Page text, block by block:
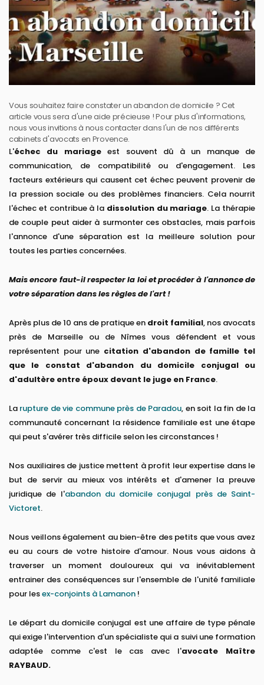
Vous souhaitez faire constater un abandon de domicile ? Cet
article vous sera d'une aide précieuse ! Pour plus d'informations,
nous vous invitions à nous contacter dans l'un de nos différents
cabinets d'avocats en Provence.
L'échec du mariageest souvent dû à un manque de
communication, de compatibilité ou d'engagement. Les
facteurs extérieurs qui causent cet échec peuvent provenir de
la pression sociale ou des problèmes financiers. Cela nourrit
l'échec et contribue à la dissolution du mariage. La thérapie
de couple peut aider à surmonter ces obstacles, mais parfois
l'annonce d'une séparation est la meilleure solution pour
toutes les parties concernées.
Mais encore faut-il respecter la loi et procéder à l'annonce de
votre séparation dans les règles de l'art !
Après plus de 10 ans de pratique en droit familial, nos avocats
près de Marseille ou de Nîmes vous défendent et vous
représentent pour une citation d'abandon de famille tel
que le constat d'abandon du domicile conjugal ou
d'adultère entre époux devant le juge en France.
La rupture de vie commune près de Paradou, en soit la fin de la
communauté concernant la résidence familiale est une étape
qui peut s'avérer très difficile selon les circonstances !
Nos auxiliaires de justice mettent à profit leur expertise dans le
but de servir au mieux vos intérêts et d'amener la preuve
juridique de l'abandon du domicile conjugal près de Saint-
Victoret.
Nous veillons également au bien-être des petits que vous avez
eu au cours de votre histoire d'amour. Nous vous aidons à
traverser un moment douloureux qui va inévitablement
entrainer des conséquences sur l'ensemble de l'unité familiale
pour lesex-conjoints à Lamanon !
Le départ du domicile conjugal est une affaire de type pénale
qui exige l'intervention d'un spécialiste qui a suivi une formation
adaptée comme c'est le cas avec l'avocate Maître
RAYBAUD.